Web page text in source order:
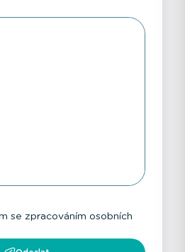
se zpracováním osobních